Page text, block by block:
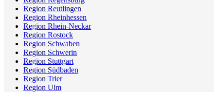
Region Reutlingen
Region Rheinhessen
Region Rhein-Neckar
Region Rostock
Region Schwaben
Region Schwerin
Region Stuttgart
Region Südbaden
Region Trier
Region Ulm